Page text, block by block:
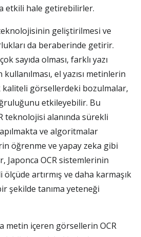
etkili hale getirebilirler.
geliştirilmesi ve
da beraberinde getirir.
sayıda olması, farklı yazı
el yazısı metinlerin
kaliteli görsellerdeki bozulmalar,
etkileyebilir. Bu
teknolojisi alanında sürekli
ve algoritmalar
öğrenme ve yapay zeka gibi
Japonca OCR sistemlerinin
artırmış ve daha karmaşık
şekilde tanıma yeteneği
metin içeren görsellerin OCR